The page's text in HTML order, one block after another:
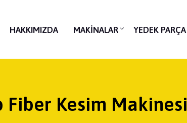
HAKKIMIZDA MAKINALAR YEDEK PARÇA
Fiber Kesim Makinesi